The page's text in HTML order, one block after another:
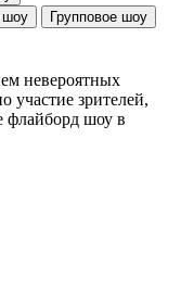
шоу
Групповое шоу
невероятных
зрителей,
флайборд шоу в